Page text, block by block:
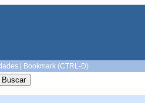
| Bookmark (CTRL-D)